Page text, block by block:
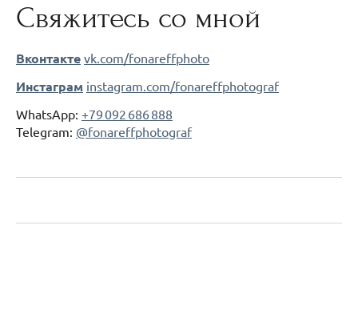
Свяжитесь со мной
Вконтакте vk.com/fonareffphoto
Инстаграм instagram.com/fonareffphotograf
WhatsApp: +79 092 686 888
Telegram: @fonareffphotograf